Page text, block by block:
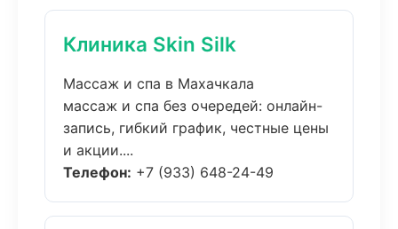
Клиника Skin Silk
Массаж и спа в Махачкала
массаж и спа без очередей: онлайн-
запись, гибкий график, честные цены
и акции....
Телефон: +7 (933) 648-24-49